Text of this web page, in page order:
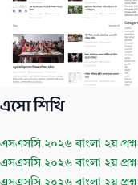
এসো শিখি
এসএসসি ২০২৬ বাংলা ২য়
এসএসসি ২০২৬ বাংলা ২য়